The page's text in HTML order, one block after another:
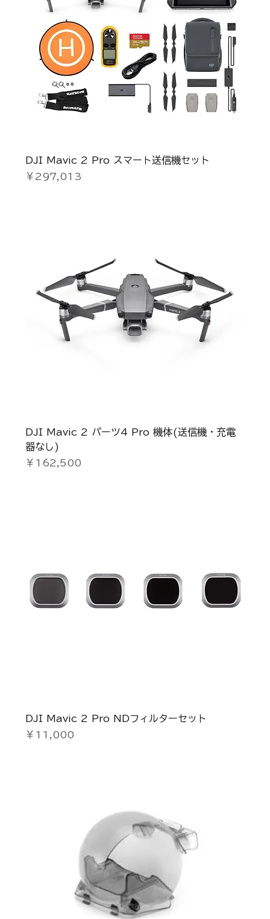
DJI Mavic 2 Pro スマート送信機セット
価格
￥297,013
DJI Mavic 2 パーツ4 Pro 機体(送信機・充電
器なし)
価格
￥162,500
DJI Mavic 2 Pro NDフィルターセット
価格
￥11,000